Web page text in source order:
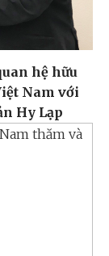
hệ hữu
Nam với
Hy Lạp